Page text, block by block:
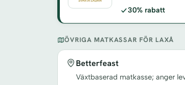
30% rabatt
ÖVRIGA MATKASSAR FÖR LAXÅ
Betterfeast
Växtbaserad matkasse; anger